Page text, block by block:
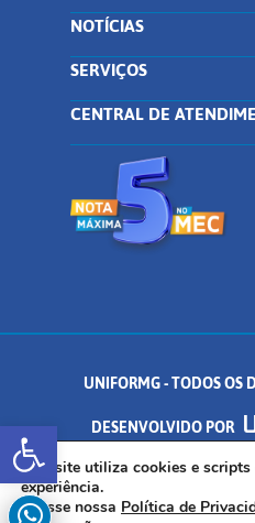
Abrir a barra de
NOTÍCIAS
SERVIÇOS
CENTRAL DE
UNIFORMG - TODOS OS
DESENVOLVIDO POR
AV. DR. ARNALDO DE SENNA, 328 -
Este site utiliza cookies e
experiência.
Acesse nossa Política de